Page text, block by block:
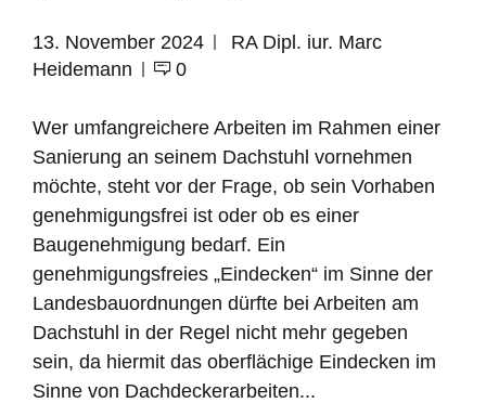
13. November 2024
RA Dipl. iur. Marc
Heidemann
0
Wer umfangreichere Arbeiten im Rahmen einer
Sanierung an seinem Dachstuhl vornehmen
möchte, steht vor der Frage, ob sein Vorhaben
genehmigungsfrei ist oder ob es einer
Baugenehmigung bedarf. Ein
genehmigungsfreies „Eindecken“ im Sinne der
Landesbauordnungen dürfte bei Arbeiten am
Dachstuhl in der Regel nicht mehr gegeben
sein, da hiermit das oberflächige Eindecken im
Sinne von Dachdeckerarbeiten...